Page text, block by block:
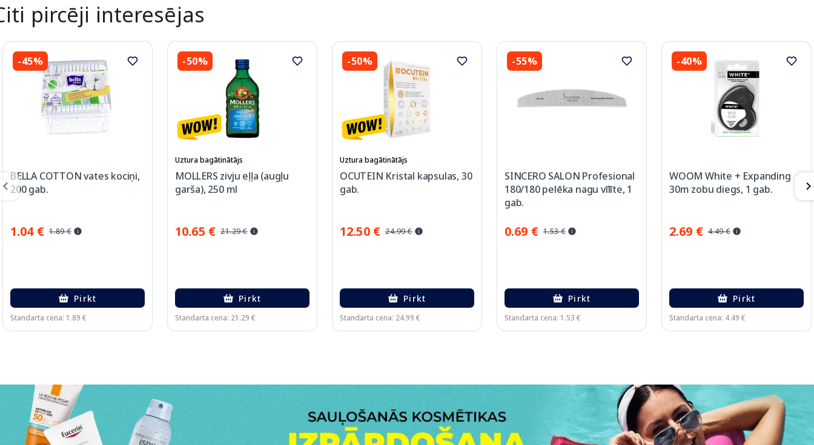
pircēji interesējas
-45%
BELLA COTTON vates kociņi,
200 gab.
1.04 € 1.89 €
Pirkt
Standarta cena: 1.89 €
-50%
Uztura bagātinātājs
MOLLERS zivju eļļa (augļu
garša), 250 ml
10.65 € 21.29 €
Pirkt
Standarta cena: 21.29 €
-50%
Uztura bagātinātājs
OCUTEIN Kristal kapsulas, 30
gab.
12.50 € 24.99 €
Pirkt
Standarta cena: 24.99 €
-55%
SINCERO SALON Profesional
180/180 pelēka nagu vīlīte, 1
gab.
0.69 € 1.53 €
Pirkt
Standarta cena: 1.53 €
-40%
WOOM White + Expanding
30m zobu diegs, 1 gab.
2.69 € 4.49 €
Pirkt
Standarta cena: 4.49 €